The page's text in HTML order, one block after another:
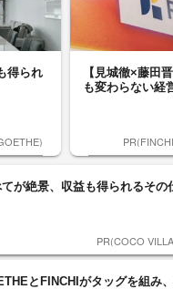
得られ
【見城徹×藤田
も変わらない経
が絶景、収益も得られるその
PR(COCO
とFINCHIがタッグを組み